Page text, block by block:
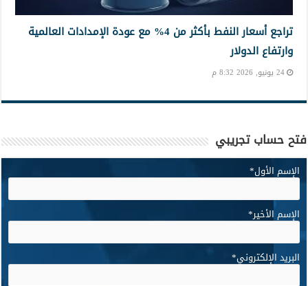
تراجع أسعار النفط بأكثر من 4% مع عودة الإمدادات العالمية
وارتفاع الدولار
24 يونيو, 2026 8:32 م
فتح حساب تجريبي
الإسم الأول*
الإسم الأخير*
البريد الإلكتروني*